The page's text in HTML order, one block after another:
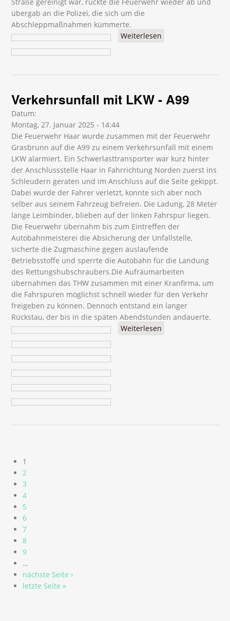
übergab an die Polizei, die sich um die
Abschleppmaßnahmen kümmerte.
Weiterlesen
Verkehrsunfall mit LKW - A99
Datum:
Montag, 27. Januar 2025 - 14:44
Die Feuerwehr Haar wurde zusammen mit der Feuerwehr
Grasbrunn auf die A99 zu einem Verkehrsunfall mit einem
LKW alarmiert. Ein Schwerlasttransporter war kurz hinter
der Anschlussstelle Haar in Fahrrichtung Norden zuerst ins
Schleudern geraten und im Anschluss auf die Seite gekippt.
Dabei wurde der Fahrer verletzt, konnte sich aber noch
selber aus seinem Fahrzeug befreien. Die Ladung, 28 Meter
lange Leimbinder, blieben auf der linken Fahrspur liegen.
Die Feuerwehr übernahm bis zum Eintreffen der
Autobahnmeisterei die Absicherung der Unfallstelle,
sicherte die Zugmaschine gegen auslaufende
Betriebsstoffe und sperrte die Autobahn für die Landung
des Rettungshubschraubers.Die Aufräumarbeiten
übernahmen das THW zusammen mit einer Kranfirma, um
die Fahrspuren möglichst schnell wieder für den Verkehr
freigeben zu können. Dennoch entstand ein langer
Rückstau, der bis in die späten Abendstunden andauerte.
Weiterlesen
1
2
3
4
5
6
7
8
9
…
nächste Seite ›
letzte Seite »